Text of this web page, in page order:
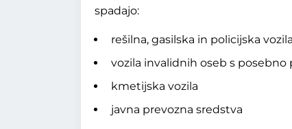
spadajo:
rešilna, gasilska in policijska vozila
vozila invalidnih oseb s posebno
kmetijska vozila
javna prevozna sredstva